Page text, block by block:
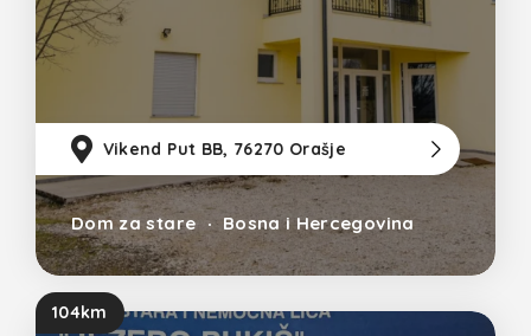
Pri
ka
z
Vikend Put BB, 76270 Orašje
Dom za stare Bosna i Hercegovina
104km